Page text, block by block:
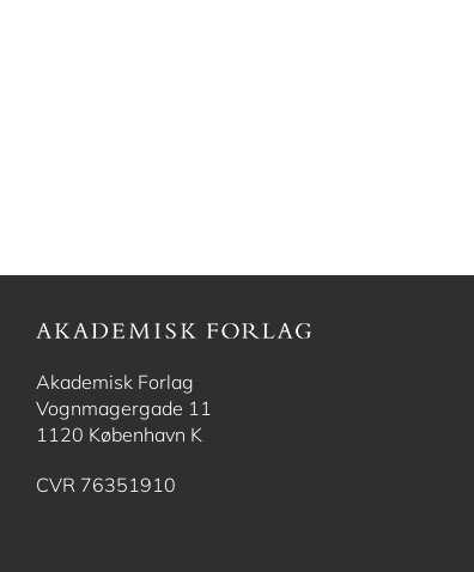
Akademisk Forlag
Vognmagergade 11
1120 København K
CVR 76351910